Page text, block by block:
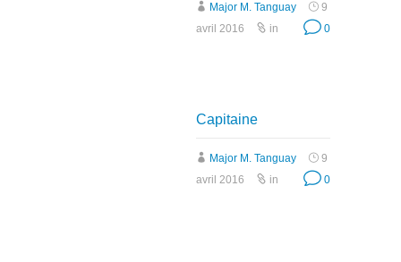
Major M. Tanguay
9
avril 2016
in 0
Capitaine
Major M. Tanguay
9
avril 2016
in 0